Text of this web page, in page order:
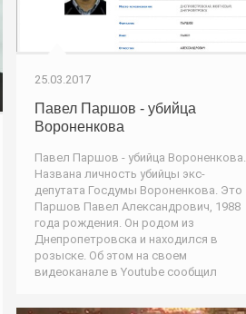
25.03.2017
Павел Паршов - убийца
Вороненкова
Павел Паршов - убийца Вороненкова.
Названа личность убийцы экс-
депутата Госдумы Вороненкова. Это
Паршов Павел Александрович, 1988
года рождения. Он родом из
Днепропетровска и находился в
розыске. Об этом на своем
видеоканале в Youtube сообщил